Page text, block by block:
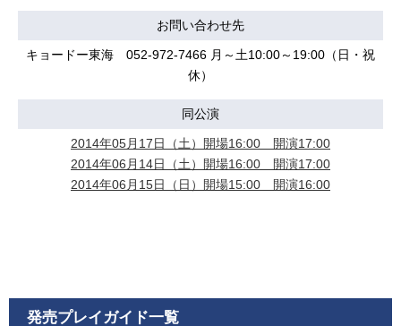
お問い合わせ先
キョードー東海 052-972-7466 月～土10:00～19:00（日・祝
休）
同公演
2014年05月17日（土）開場16:00 開演17:00
2014年06月14日（土）開場16:00 開演17:00
2014年06月15日（日）開場15:00 開演16:00
発売プレイガイド一覧